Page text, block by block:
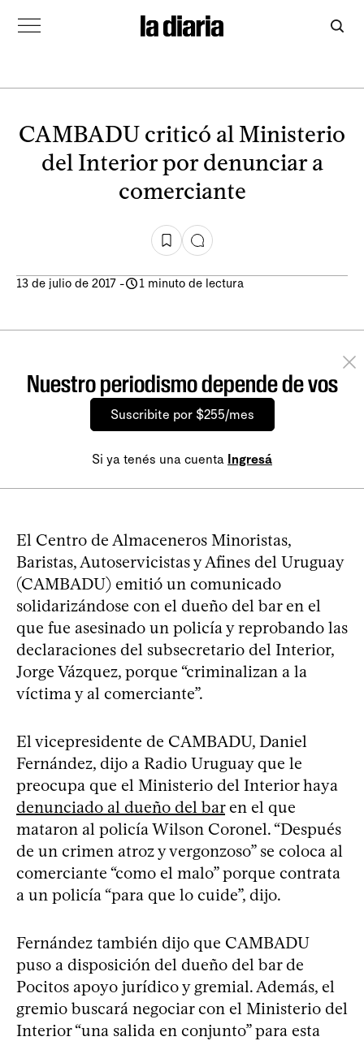
CAMBADU criticó al Ministerio
del Interior por denunciar a
comerciante
13 de julio de 2017 - 1 minuto de lectura
Nuestro periodismo depende de vos
Suscribite por $255/mes
Si ya tenés una cuenta Ingresá
El Centro de Almaceneros Minoristas,
Baristas, Autoservicistas y Afines del Uruguay
(CAMBADU) emitió un comunicado
solidarizándose con el dueño del bar en el
que fue asesinado un policía y reprobando las
declaraciones del subsecretario del Interior,
Jorge Vázquez, porque “criminalizan a la
víctima y al comerciante”.
El vicepresidente de CAMBADU, Daniel
Fernández, dijo a Radio Uruguay que le
preocupa que el Ministerio del Interior haya
denunciado al dueño del baren el que
mataron al policía Wilson Coronel. “Después
de un crimen atroz y vergonzoso” se coloca al
comerciante “como el malo” porque contrata
a un policía “para que lo cuide”, dijo.
Fernández también dijo que CAMBADU
puso a disposición del dueño del bar de
Pocitos apoyo jurídico y gremial. Además, el
gremio buscará negociar con el Ministerio del
Interior “una salida en conjunto” para esta